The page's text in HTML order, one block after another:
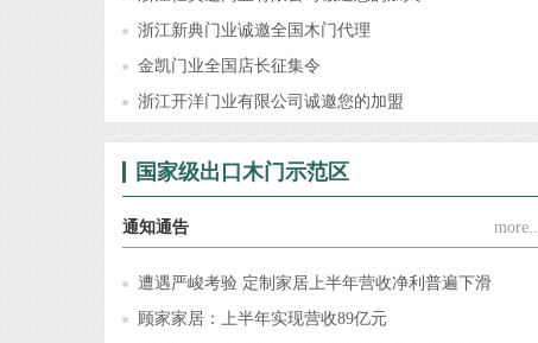
浙江新典门业诚邀全国木门代理
金凯门业全国店长征集令
浙江开洋门业有限公司诚邀您的加盟
国家级出口木门示范区
通知通告 more...
遭遇严峻考验 定制家居上半年营收净利普遍下滑
顾家家居：上半年实现营收89亿元